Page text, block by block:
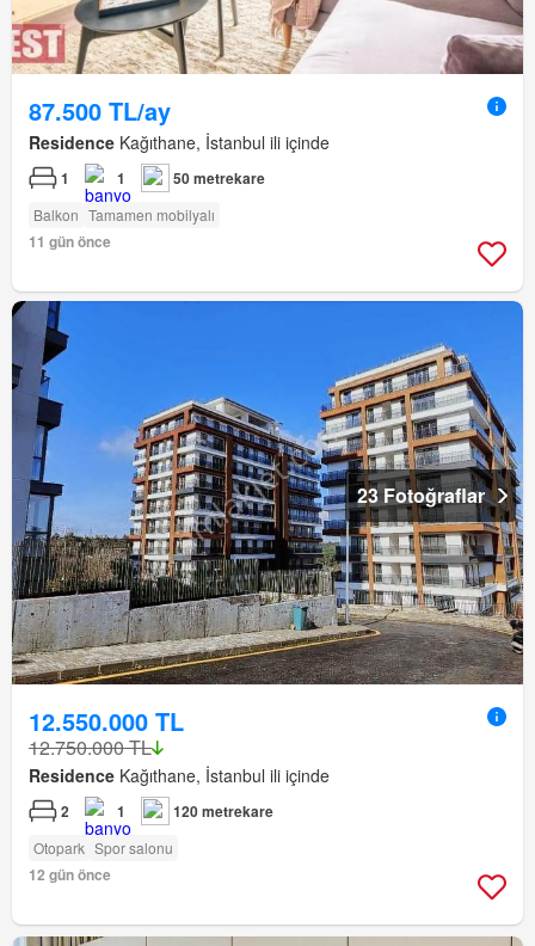
87.500 TL/ay
Residence Kağıthane, İstanbul ili içinde
1 1 50 metrekare
Balkon Tamamen mobilyalı
11 gün önce
23 Fotoğraflar
12.550.000 TL
12.750.000 TL
Residence Kağıthane, İstanbul ili içinde
2 1 120 metrekare
Otopark Spor salonu
12 gün önce